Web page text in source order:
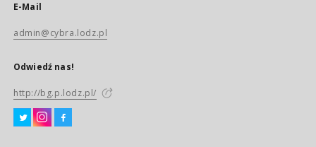
E-Mail
admin@cybra.lodz.pl
Odwiedź nas!
http://bg.p.lodz.pl/